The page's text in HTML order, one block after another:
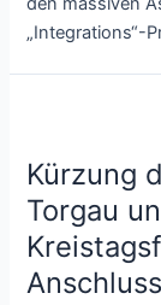
„Integrations“-
Kürzung
Torgau
Anschluss